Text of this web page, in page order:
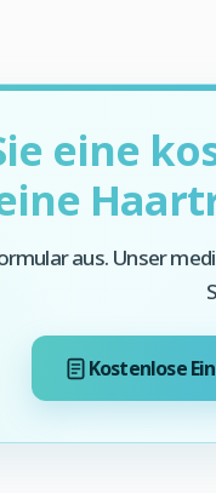
eine
aus. Unser
Kostenlose